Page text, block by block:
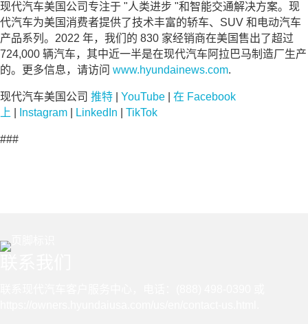
现代汽车美国公司专注于 "人类进步 "和智能交通解决方案。现
代汽车为美国消费者提供了技术丰富的轿车、SUV 和电动汽车
产品系列。2022 年，我们的 830 家经销商在美国售出了超过
724,000 辆汽车，其中近一半是在现代汽车阿拉巴马制造厂生产
的。更多信息，请访问 www.hyundainews.com.
现代汽车美国公司 推特 YouTube
在 Facebook
上
Instagram LinkedIn TikTok
###